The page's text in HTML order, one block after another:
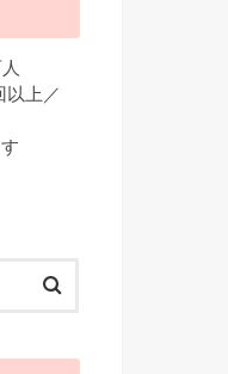
以上／